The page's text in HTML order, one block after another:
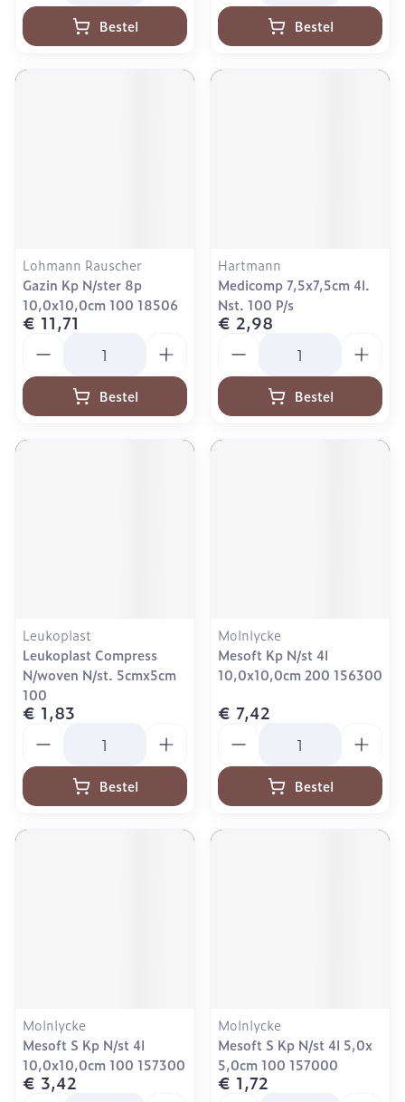
Bestel Bestel
Lohmann Rauscher
Gazin Kp N/ster 8p
10,0x10,0cm 100 18506
€ 11,71
Bestel
Hartmann
Medicomp 7,5x7,5cm 4l.
Nst. 100 P/s
€ 2,98
Bestel
Leukoplast
Leukoplast Compress
N/woven N/st. 5cmx5cm
100
€ 1,83
Bestel
Molnlycke
Mesoft Kp N/st 4l
10,0x10,0cm 200 156300
€ 7,42
Bestel
Molnlycke
Mesoft S Kp N/st 4l
10,0x10,0cm 100 157300
€ 3,42
Molnlycke
Mesoft S Kp N/st 4l 5,0x
5,0cm 100 157000
€ 1,72